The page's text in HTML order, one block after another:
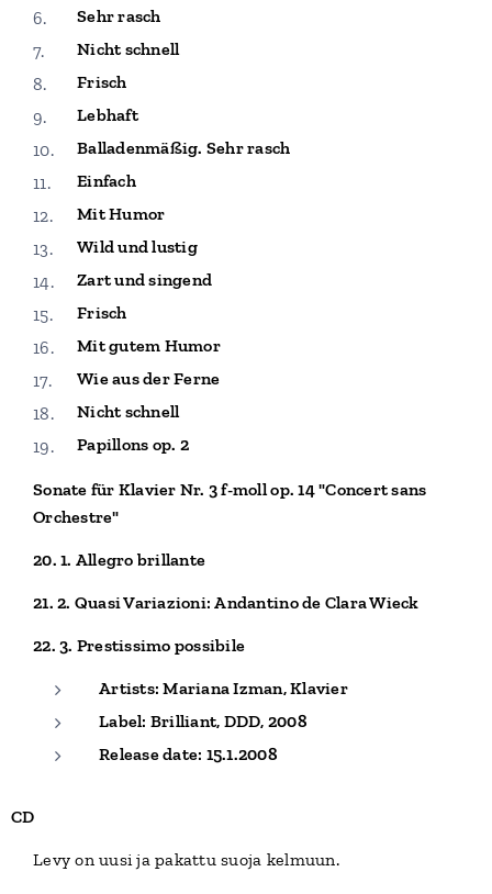
Sehr rasch
Nicht schnell
Frisch
Lebhaft
Balladenmäßig. Sehr rasch
Einfach
Mit Humor
Wild und lustig
Zart und singend
Frisch
Mit gutem Humor
Wie aus der Ferne
Nicht schnell
Papillons op. 2
Sonate für Klavier Nr. 3 f-moll op. 14 "Concert sans
Orchestre"
20. 1. Allegro brillante
21. 2. Quasi Variazioni: Andantino de Clara Wieck
22. 3. Prestissimo possibile
Artists: Mariana Izman, Klavier
Label: Brilliant, DDD, 2008
Release date: 15.1.2008
CD
Levy on uusi ja pakattu suoja kelmuun.